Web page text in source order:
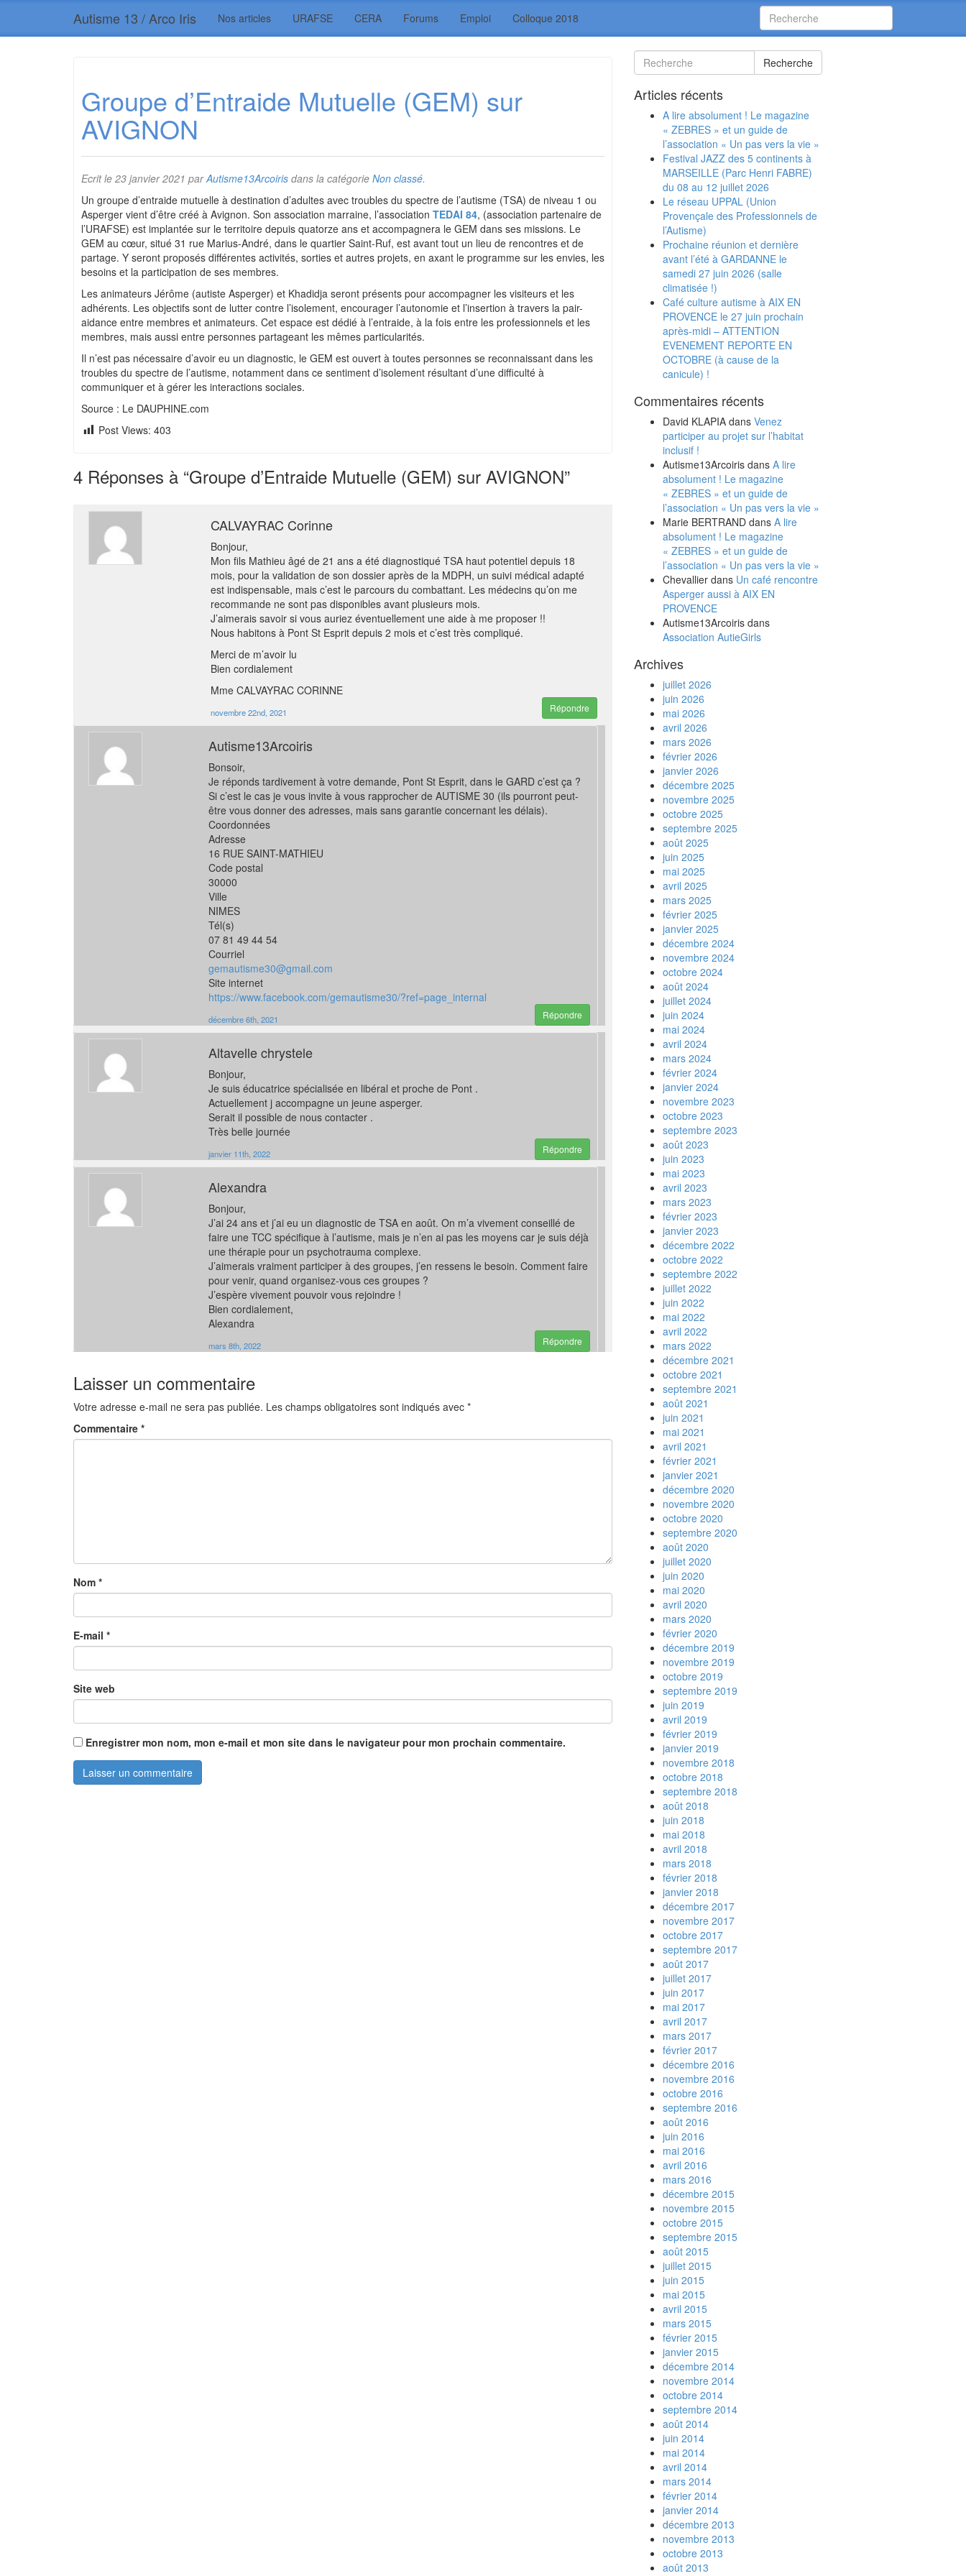
Autisme 13 / Arco Iris Nos articles URAFSE CERA Forums Emploi Colloque 2018
Groupe d’Entraide Mutuelle (GEM) sur
AVIGNON
Ecrit le 23 janvier 2021 parAutisme13Arcoiris dans la catégorie Non classé.
Un groupe d’entraide mutuelle à destination d’adultes avec troubles du spectre de l’autisme (TSA) de niveau 1 ou
Asperger vient d’être créé à Avignon. Son association marraine, l’association TEDAI 84, (association partenaire de
l’URAFSE) est implantée sur le territoire depuis quatorze ans et accompagnera le GEM dans ses missions. Le
GEM au cœur, situé 31 rue Marius-André, dans le quartier Saint-Ruf, est avant tout un lieu de rencontres et de
partage. Y seront proposés différentes activités, sorties et autres projets, en axant le programme sur les envies, les
besoins et la participation de ses membres.
Les animateurs Jérôme (autiste Asperger) et Khadidja seront présents pour accompagner les visiteurs et les
adhérents. Les objectifs sont de lutter contre l’isolement, encourager l’autonomie et l’insertion à travers la pair-
aidance entre membres et animateurs. Cet espace est dédié à l’entraide, à la fois entre les professionnels et les
membres, mais aussi entre personnes partageant les mêmes particularités.
Il n’est pas nécessaire d’avoir eu un diagnostic, le GEM est ouvert à toutes personnes se reconnaissant dans les
troubles du spectre de l’autisme, notamment dans ce sentiment d’isolement résultant d’une difficulté à
communiquer et à gérer les interactions sociales.
Source : Le DAUPHINE.com
Post Views: 403
4 Réponses à “Groupe d’Entraide Mutuelle (GEM) sur AVIGNON”
CALVAYRAC Corinne
Bonjour,
Mon fils Mathieu âgé de 21 ans a été diagnostiqué TSA haut potentiel depuis 18
mois, pour la validation de son dossier après de la MDPH, un suivi médical adapté
est indispensable, mais c’est le parcours du combattant. Les médecins qu’on me
recommande ne sont pas disponibles avant plusieurs mois.
J’aimerais savoir si vous auriez éventuellement une aide à me proposer !!
Nous habitons à Pont St Esprit depuis 2 mois et c’est très compliqué.
Merci de m’avoir lu
Bien cordialement
Mme CALVAYRAC CORINNE
novembre 22nd, 2021 Répondre
Autisme13Arcoiris
Bonsoir,
Je réponds tardivement à votre demande, Pont St Esprit, dans le GARD c’est ça ?
Si c’est le cas je vous invite à vous rapprocher de AUTISME 30 (ils pourront peut-
être vous donner des adresses, mais sans garantie concernant les délais).
Coordonnées
Adresse
16 RUE SAINT-MATHIEU
Code postal
30000
Ville
NIMES
Tél(s)
07 81 49 44 54
Courriel
gemautisme30@gmail.com
Site internet
https://www.facebook.com/gemautisme30/?ref=page_internal
décembre 6th, 2021 Répondre
Altavelle chrystele
Bonjour,
Je suis éducatrice spécialisée en libéral et proche de Pont .
Actuellement j accompagne un jeune asperger.
Serait il possible de nous contacter .
Très belle journée
janvier 11th, 2022 Répondre
Alexandra
Bonjour,
J’ai 24 ans et j’ai eu un diagnostic de TSA en août. On m’a vivement conseillé de
faire une TCC spécifique à l’autisme, mais je n’en ai pas les moyens car je suis déjà
une thérapie pour un psychotrauma complexe.
J’aimerais vraiment participer à des groupes, j’en ressens le besoin. Comment faire
pour venir, quand organisez-vous ces groupes ?
J’espère vivement pouvoir vous rejoindre !
Bien cordialement,
Alexandra
mars 8th, 2022 Répondre
Laisser un commentaire
Votre adresse e-mail ne sera pas publiée. Les champs obligatoires sont indiqués avec *
Commentaire *
Nom *
E-mail *
Site web
Enregistrer mon nom, mon e-mail et mon site dans le navigateur pour mon prochain commentaire.
Recherche
Articles récents
A lire absolument ! Le magazine
« ZEBRES » et un guide de
l’association « Un pas vers la vie »
Festival JAZZ des 5 continents à
MARSEILLE (Parc Henri FABRE)
du 08 au 12 juillet 2026
Le réseau UPPAL (Union
Provençale des Professionnels de
l’Autisme)
Prochaine réunion et dernière
avant l’été à GARDANNE le
samedi 27 juin 2026 (salle
climatisée !)
Café culture autisme à AIX EN
PROVENCE le 27 juin prochain
après-midi – ATTENTION
EVENEMENT REPORTE EN
OCTOBRE (à cause de la
canicule) !
Commentaires récents
David KLAPIA dans Venez
participer au projet sur l’habitat
inclusif !
Autisme13Arcoiris dans A lire
absolument ! Le magazine
« ZEBRES » et un guide de
l’association « Un pas vers la vie »
Marie BERTRAND dans A lire
absolument ! Le magazine
« ZEBRES » et un guide de
l’association « Un pas vers la vie »
Chevallier dans Un café rencontre
Asperger aussi à AIX EN
PROVENCE
Autisme13Arcoiris dans
Association AutieGirls
Archives
juillet 2026
juin 2026
mai 2026
avril 2026
mars 2026
février 2026
janvier 2026
décembre 2025
novembre 2025
octobre 2025
septembre 2025
août 2025
juin 2025
mai 2025
avril 2025
mars 2025
février 2025
janvier 2025
décembre 2024
novembre 2024
octobre 2024
août 2024
juillet 2024
juin 2024
mai 2024
avril 2024
mars 2024
février 2024
janvier 2024
novembre 2023
octobre 2023
septembre 2023
août 2023
juin 2023
mai 2023
avril 2023
mars 2023
février 2023
janvier 2023
décembre 2022
octobre 2022
septembre 2022
juillet 2022
juin 2022
mai 2022
avril 2022
mars 2022
décembre 2021
octobre 2021
septembre 2021
août 2021
juin 2021
mai 2021
avril 2021
février 2021
janvier 2021
décembre 2020
novembre 2020
octobre 2020
septembre 2020
août 2020
juillet 2020
juin 2020
mai 2020
avril 2020
mars 2020
février 2020
décembre 2019
novembre 2019
octobre 2019
septembre 2019
juin 2019
avril 2019
février 2019
janvier 2019
novembre 2018
octobre 2018
septembre 2018
août 2018
juin 2018
mai 2018
avril 2018
mars 2018
février 2018
janvier 2018
décembre 2017
novembre 2017
octobre 2017
septembre 2017
août 2017
juillet 2017
juin 2017
mai 2017
avril 2017
mars 2017
février 2017
décembre 2016
novembre 2016
octobre 2016
septembre 2016
août 2016
juin 2016
mai 2016
avril 2016
mars 2016
décembre 2015
novembre 2015
octobre 2015
septembre 2015
août 2015
juillet 2015
juin 2015
mai 2015
avril 2015
mars 2015
février 2015
janvier 2015
décembre 2014
novembre 2014
octobre 2014
septembre 2014
août 2014
juin 2014
mai 2014
avril 2014
mars 2014
février 2014
janvier 2014
décembre 2013
novembre 2013
octobre 2013
août 2013